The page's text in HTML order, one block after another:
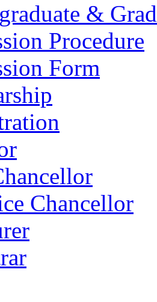
&
Procedure
Form
Chancellor